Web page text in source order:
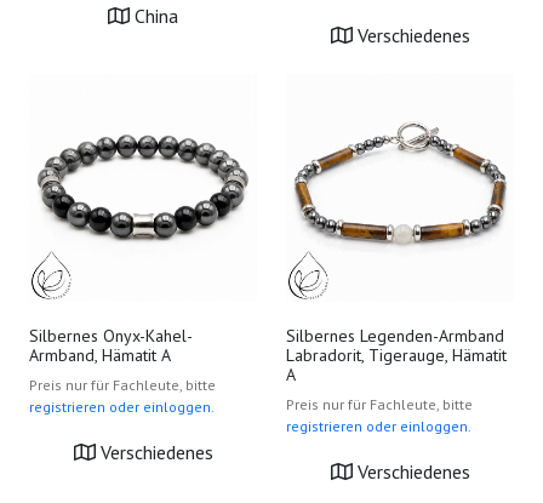
China
Verschiedenes
Silbernes Onyx-Kahel-
Armband, Hämatit A
Preis nur für Fachleute, bitte
registrieren oder einloggen.
Verschiedenes
Silbernes Legenden-Armband
Labradorit, Tigerauge, Hämatit
A
Preis nur für Fachleute, bitte
registrieren oder einloggen.
Verschiedenes